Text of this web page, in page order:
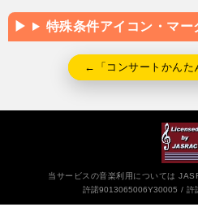
特殊条件アイコン・マー
←「コンサートかんた
当サービスの音楽利用については
許諾9013065006Y30005
許